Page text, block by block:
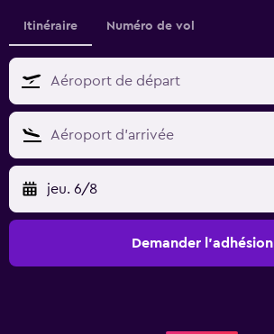
Itinéraire Numéro de vol
jeu. 6/8
Demander l’adhésion